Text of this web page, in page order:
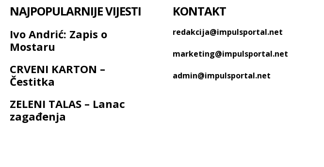
NAJPOPULARNIJE VIJESTI
Ivo Andrić: Zapis o
Mostaru
CRVENI KARTON –
Čestitka
ZELENI TALAS – Lanac
zagađenja
KONTAKT
redakcija@impulsportal.net
marketing@impulsportal.net
admin@impulsportal.net